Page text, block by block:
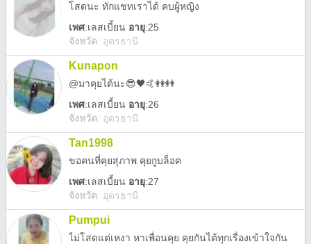
โสดนะ ทักแชทเราได้ คบผู้หญิง
เพศ:เลสเบี้ยน อายุ:25
จังหวัด: อุดรธานี
Kunapon
@มาคุยได้นะ😎🖤🤙👭👭
เพศ:เลสเบี้ยน อายุ:26
จังหวัด: อุดรธานี
Tan1998
ขอคนที่คุยสุภาพ คุยกูบล็อค
เพศ:เลสเบี้ยน อายุ:27
จังหวัด: อุดรธานี
Pumpui
ไม่โสดแต่เหงา หาเพื่อนคุย คุยกันได้ทุกเรื่องเข้าใจกัน